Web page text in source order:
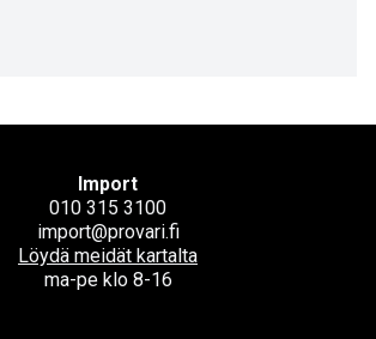
Import
010 315 3100
import@provari.fi
Löydä meidät kartalta
ma-pe klo 8-16